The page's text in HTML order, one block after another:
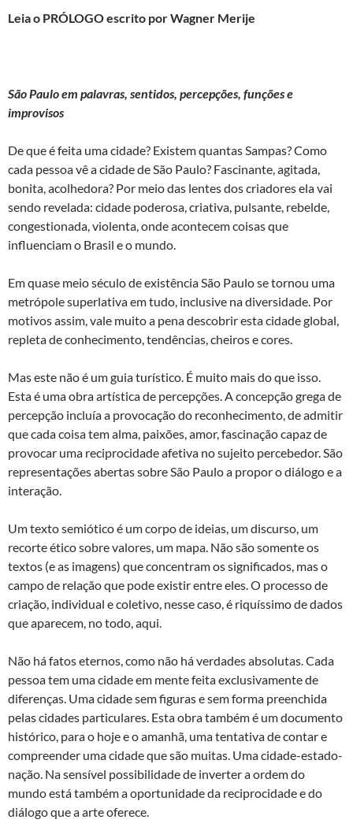
Leia o PRÓLOGO escrito por Wagner Merije
São Paulo em palavras, sentidos, percepções, funções e
improvisos
De que é feita uma cidade? Existem quantas Sampas? Como
cada pessoa vê a cidade de São Paulo? Fascinante, agitada,
bonita, acolhedora? Por meio das lentes dos criadores ela vai
sendo revelada: cidade poderosa, criativa, pulsante, rebelde,
congestionada, violenta, onde acontecem coisas que
influenciam o Brasil e o mundo.
Em quase meio século de existência São Paulo se tornou uma
metrópole superlativa em tudo, inclusive na diversidade. Por
motivos assim, vale muito a pena descobrir esta cidade global,
repleta de conhecimento, tendências, cheiros e cores.
Mas este não é um guia turístico. É muito mais do que isso.
Esta é uma obra artística de percepções. A concepção grega de
percepção incluía a provocação do reconhecimento, de admitir
que cada coisa tem alma, paixões, amor, fascinação capaz de
provocar uma reciprocidade afetiva no sujeito percebedor. São
representações abertas sobre São Paulo a propor o diálogo e a
interação.
Um texto semiótico é um corpo de ideias, um discurso, um
recorte ético sobre valores, um mapa. Não são somente os
textos (e as imagens) que concentram os significados, mas o
campo de relação que pode existir entre eles. O processo de
criação, individual e coletivo, nesse caso, é riquíssimo de dados
que aparecem, no todo, aqui.
Não há fatos eternos, como não há verdades absolutas. Cada
pessoa tem uma cidade em mente feita exclusivamente de
diferenças. Uma cidade sem figuras e sem forma preenchida
pelas cidades particulares. Esta obra também é um documento
histórico, para o hoje e o amanhã, uma tentativa de contar e
compreender uma cidade que são muitas. Uma cidade-estado-
nação. Na sensível possibilidade de inverter a ordem do
mundo está também a oportunidade da reciprocidade e do
diálogo que a arte oferece.